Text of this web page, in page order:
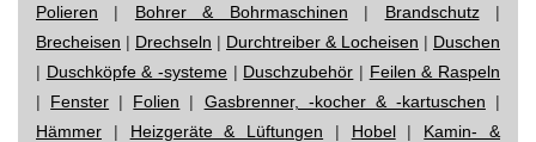
Polieren | Bohrer & Bohrmaschinen | Brandschutz|
Brecheisen | Drechseln | Durchtreiber & Locheisen | Duschen
| Duschköpfe & -systeme | Duschzubehör | Feilen & Raspeln
| Fenster | Folien | Gasbrenner, -kocher & -kartuschen |
Hämmer | Heizgeräte & Lüftungen | Hobel| Kamin- &